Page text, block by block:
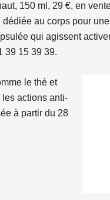
150 ml, 29 €, en
au corps pour
qui agissent
39 15 39 39.
le thé et
actions anti-
à partir du 28